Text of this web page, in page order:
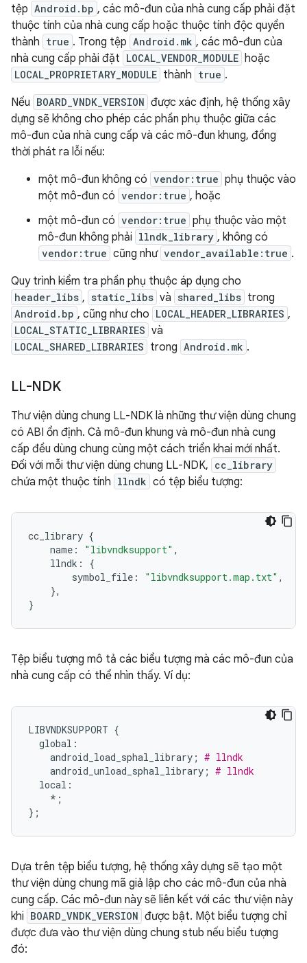
tệp Android.bp , các mô-đun của nhà cung cấp phải đặt
thuộc tính của nhà cung cấp hoặc thuộc tính độc quyền
thành true . Trong tệp Android.mk , các mô-đun của
nhà cung cấp phải đặt LOCAL_VENDOR_MODULE hoặc
LOCAL_PROPRIETARY_MODULE thành true .
Nếu BOARD_VNDK_VERSION được xác định, hệ thống xây
dựng sẽ không cho phép các phần phụ thuộc giữa các
mô-đun của nhà cung cấp và các mô-đun khung, đồng
thời phát ra lỗi nếu:
một mô-đun không có vendor:true phụ thuộc vào
một mô-đun có vendor:true , hoặc
một mô-đun có vendor:true phụ thuộc vào một
mô-đun không phải llndk_library , không có
vendor:true cũng như vendor_available:true .
Quy trình kiểm tra phần phụ thuộc áp dụng cho
header_libs , static_libs và shared_libs trong
Android.bp , cũng như cho LOCAL_HEADER_LIBRARIES ,
LOCAL_STATIC_LIBRARIES và
LOCAL_SHARED_LIBRARIES trong Android.mk .
LL-NDK
Thư viện dùng chung LL-NDK là những thư viện dùng chung
có ABI ổn định. Cả mô-đun khung và mô-đun nhà cung
cấp đều dùng chung cùng một cách triển khai mới nhất.
Đối với mỗi thư viện dùng chung LL-NDK, cc_library
chứa một thuộc tính llndk có tệp biểu tượng:
cc_library {
name : "libvndksupport" ,
llndk :
{
symbol_file : "libvndksupport.map.txt" ,
},
}
Tệp biểu tượng mô tả các biểu tượng mà các mô-đun của
nhà cung cấp có thể nhìn thấy. Ví dụ:
LIBVNDKSUPPORT {
global :
android_load_sphal_library ; # llndk
android_unload_sphal_library ; # llndk
local :
* ;
};
Dựa trên tệp biểu tượng, hệ thống xây dựng sẽ tạo một
thư viện dùng chung mã giả lập cho các mô-đun của nhà
cung cấp. Các mô-đun này sẽ liên kết với các thư viện này
khi BOARD_VNDK_VERSION được bật. Một biểu tượng chỉ
được đưa vào thư viện dùng chung stub nếu biểu tượng
đó: